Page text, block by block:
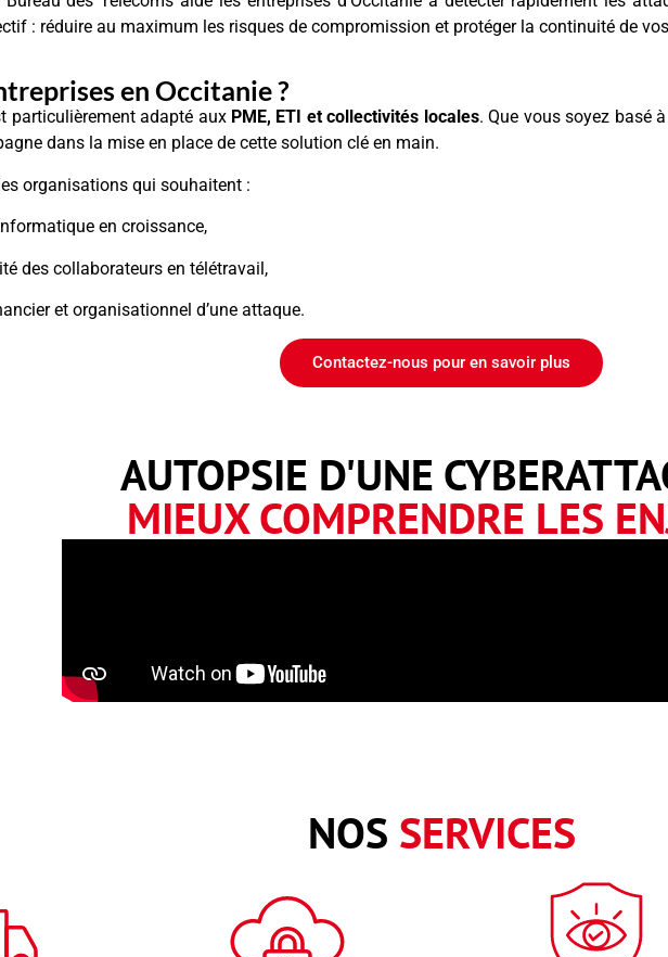
: réduire au maximum les risques de compromission et protéger la continuité de
en Occitanie ?
particulièrement adapté aux PME, ETI et collectivités locales. Que vous soyez basé
dans la mise en place de cette solution clé en main.
organisations qui souhaitent :
en croissance,
des collaborateurs en télétravail,
et organisationnel d’une attaque.
Contactez-nous pour en savoir plus
AUTOPSIE D'UNE
MIEUX COMPRENDRE LES
NOS SERVICES